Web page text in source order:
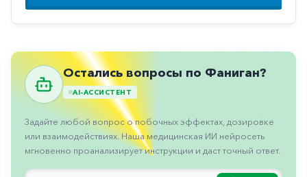
Противогрибковые
Противоподагрические
Противорвотные
Противоэпилептические
Прочее
Остались вопросы по Фаниган?
AI-АССИСТЕНТ
Задайте любой вопрос о побочных эффектах, дозировке
или взаимодействиях. Наша медицинская ИИ нейросеть
мгновенно проанализирует инструкции и даст точный ответ.